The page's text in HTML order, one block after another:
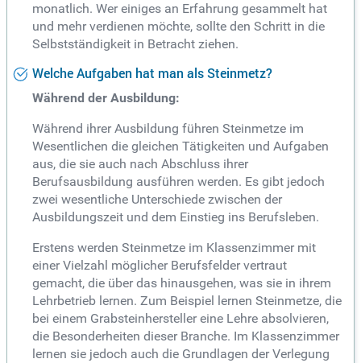
monatlich. Wer einiges an Erfahrung gesammelt hat
und mehr verdienen möchte, sollte den Schritt in die
Selbstständigkeit in Betracht ziehen.
Welche Aufgaben hat man als Steinmetz?
Während der Ausbildung:
Während ihrer Ausbildung führen Steinmetze im
Wesentlichen die gleichen Tätigkeiten und Aufgaben
aus, die sie auch nach Abschluss ihrer
Berufsausbildung ausführen werden. Es gibt jedoch
zwei wesentliche Unterschiede zwischen der
Ausbildungszeit und dem Einstieg ins Berufsleben.
Erstens werden Steinmetze im Klassenzimmer mit
einer Vielzahl möglicher Berufsfelder vertraut
gemacht, die über das hinausgehen, was sie in ihrem
Lehrbetrieb lernen. Zum Beispiel lernen Steinmetze, die
bei einem Grabsteinhersteller eine Lehre absolvieren,
die Besonderheiten dieser Branche. Im Klassenzimmer
lernen sie jedoch auch die Grundlagen der Verlegung